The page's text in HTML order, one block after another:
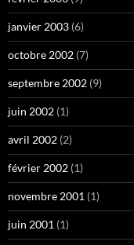
janvier 2003 (6)
octobre 2002 (7)
septembre 2002 (9)
juin 2002 (1)
avril 2002 (2)
février 2002 (1)
novembre 2001 (1)
juin 2001 (1)